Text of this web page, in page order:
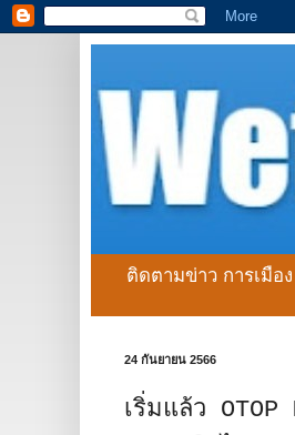
ติดตามข่าว การเมือ
24 กันยายน 2566
เริ่มแล้ว